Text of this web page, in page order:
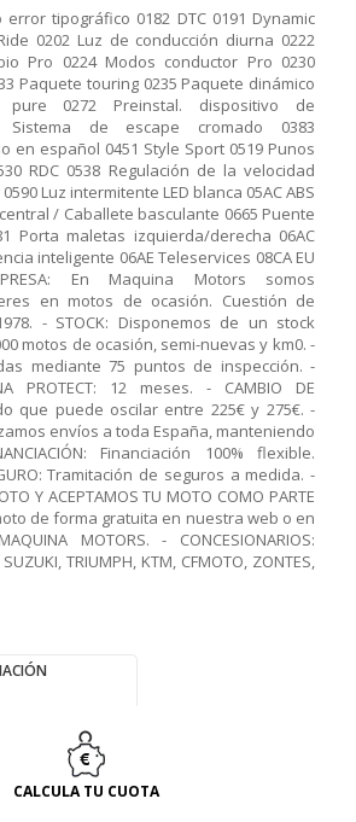
tipográfico 0182 DTC 0191 Dynamic
0202 Luz de conducción diurna 0222
Pro 0224 Modos conductor Pro 0230
Paquete touring 0235 Paquete dinámico
pure 0272 Preinstal. dispositivo de
Sistema de escape cromado 0383
en español 0451 Style Sport 0519 Punos
RDC 0538 Regulación de la velocidad
Luz intermitente LED blanca 05AC ABS
/ Caballete basculante 0665 Puente
Porta maletas izquierda/derecha 06AC
inteligente 06AE Teleservices 08CA EU
En Maquina Motors somos
en motos de ocasión. Cuestión de
- STOCK: Disponemos de un stock
motos de ocasión, semi-nuevas y km0. -
mediante 75 puntos de inspección. -
PROTECT: 12 meses. - CAMBIO DE
que puede oscilar entre 225€ y 275€. -
envíos a toda España, manteniendo
Financiación 100% flexible.
Tramitación de seguros a medida. -
Y ACEPTAMOS TU MOTO COMO PARTE
de forma gratuita en nuestra web o en
MOTORS. - CONCESIONARIOS:
TRIUMPH, KTM, CFMOTO, ZONTES,
CALCULA TU CUOTA